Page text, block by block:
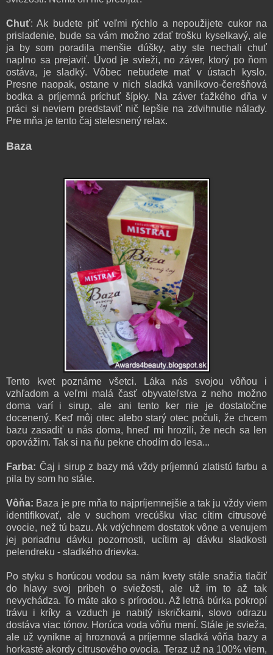
Chuť: Ak budete piť veľmi rýchlo a nepoužijete cukor na
prisladenie, bude sa vám možno zdať trošku kyselkavý, ale
ja by som poradila menšie dúšky, aby ste nechali chuť
naplno sa prejaviť. Úvod je svieži, no záver, ktorý po ňom
ostáva, je sladký. Vôbec nebudete mať v ústach kyslo.
Presne naopak, ostane v nich sladká vanilkovo-čerešňová
bodka a príjemná príchuť šípky. Na záver ťažkého dňa v
práci si neviem predstaviť nič lepšie na zdvihnutie nálady.
Pre mňa je tento čaj stelesnený relax.
Baza
Tento kvet poznáme všetci. Láka nás svojou vôňou i
vzhľadom a veľmi malá časť obyvateľstva z neho možno
doma varí i sirup, ale ani tento ker nie je dostatočne
docenený. Keď môj otec alebo starý otec počuli, že chcem
bazu zasadiť u nás doma, hneď mi hrozili, že nech sa len
opovážim. Tak si na ňu pekne chodím do lesa...
Farba: Čaj i sirup z bazy má vždy príjemnú zlatistú farbu a
pila by som ho stále.
Vôňa: Baza je pre mňa to najpríjemnejšie a tak ju vždy viem
identifikovať, ale v suchom vrecúšku viac cítim citrusové
ovocie, než tú bazu. Ak vdýchnem dostatok vône a venujem
jej poriadnu dávku pozornosti, ucítim aj dávku sladkosti
pelendreku - sladkého drievka.
Po styku s horúcou vodou sa nám kvety stále snažia tlačiť
do hlavy svoj príbeh o sviežosti, ale už im to až tak
nevychádza. To máte ako s prírodou. Až letná búrka pokropí
trávu i kríky a vzduch je nabitý iskričkami, slovo odrazu
dostáva viac tónov. Horúca voda vôňu mení. Stále je svieža,
ale už vynikne aj hroznová a príjemne sladká vôňa bazy a
horkasté akordy citrusového ovocia. Teraz už na 100% viem,